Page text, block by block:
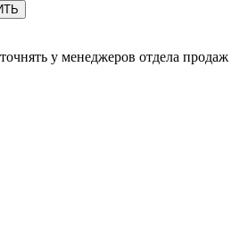
у менеджеров отдела продаж